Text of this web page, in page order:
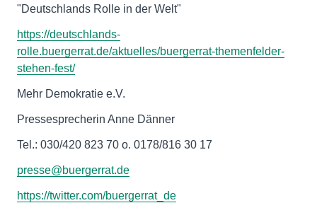
"Deutschlands Rolle in der Welt"
https://deutschlands-
rolle.buergerrat.de/aktuelles/buergerrat-themenfelder-
stehen-fest/
Mehr Demokratie e.V.
Pressesprecherin Anne Dänner
Tel.: 030/420 823 70 o. 0178/816 30 17
presse@buergerrat.de
https://twitter.com/buergerrat_de